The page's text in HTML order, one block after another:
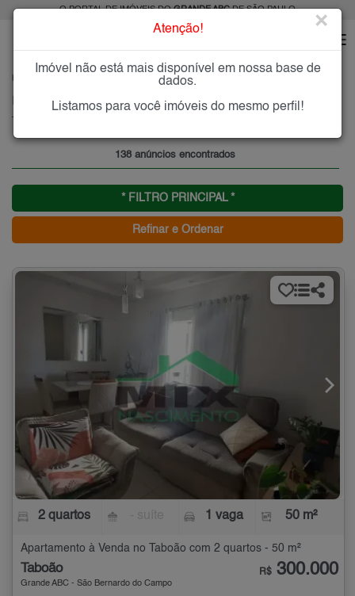
O PORTAL DE IMÓVEIS DOGRANDE ABCDE SÃO PAULO
SÃO BERNARDO DO CAMPO
Imóveis à Venda no Taboão, São Bernardo do Campo
Taboão - São Bernardo do Campo, Grande ABC
138 anúncios encontrados
* FILTRO PRINCIPAL *
Refinar e Ordenar
2 quartos 1 vaga 50 m²
Apartamento à Venda no Taboão com 2 quartos - 50 m²
Taboão
Grande ABC - São Bernardo do Campo
R$ 300.000
Atenção! ×
Imóvel não está mais disponível em nossa base de
dados.
Listamos para você imóveis do mesmo perfil!